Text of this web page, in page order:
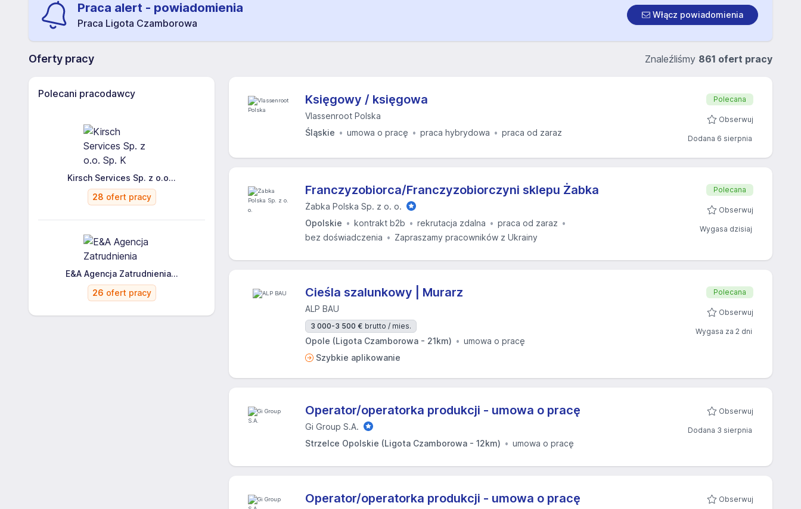
Praca alert - powiadomienia
Praca Ligota Czamborowa
Włącz powiadomienia
Oferty pracy Znaleźliśmy 861 ofert pracy
Polecani pracodawcy
Kirsch Services Sp. z o.o...
28 ofert pracy
E&A Agencja Zatrudnienia...
26 ofert pracy
Księgowy / księgowa
Vlassenroot Polska
Śląskie
umowa o pracę praca hybrydowa praca od zaraz
Polecana
Obserwuj
Dodana 6 sierpnia
Franczyzobiorca/Franczyzobiorczyni sklepu Żabka
Żabka Polska Sp. z o. o.
Opolskie
kontrakt b2b rekrutacja zdalna
praca od zaraz
bez doświadczenia
Zapraszamy pracowników z Ukrainy
Polecana
Obserwuj
Wygasa dzisiaj
Cieśla szalunkowy | Murarz
ALP BAU
3 000-3 500 € brutto / mies.
Opole (Ligota Czamborowa - 21km)
umowa o pracę
Szybkie aplikowanie
Polecana
Obserwuj
Wygasa za 2 dni
Operator/operatorka produkcji - umowa o pracę
Gi Group S.A.
Strzelce Opolskie (Ligota Czamborowa - 12km)
umowa o pracę
Obserwuj
Dodana 3 sierpnia
Operator/operatorka produkcji - umowa o pracę Obserwuj